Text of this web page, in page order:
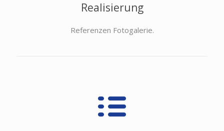
Realisierung
Referenzen Fotogalerie.